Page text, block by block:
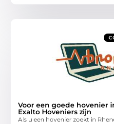
Voor een goede hovenier
Exalto Hoveniers zijn
Als u een hovenier zoekt in